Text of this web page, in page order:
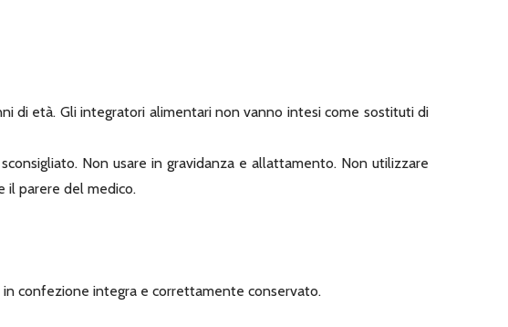
di età. Gli integratori alimentari non vanno intesi come sostituti di
Non usare in gravidanza e allattamento. Non utilizzare
il parere del medico.
confezione integra e correttamente conservato.